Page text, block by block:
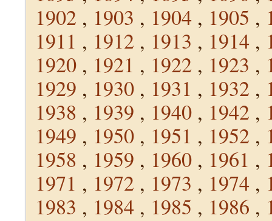
1902 , 1903 , 1904 , 1905 ,
1911 , 1912 , 1913 , 1914 ,
1920 , 1921 , 1922 , 1923 ,
1929 , 1930 , 1931 , 1932 ,
1938 , 1939 , 1940 , 1942 ,
1949 , 1950 , 1951 , 1952 ,
1958 , 1959 , 1960 , 1961 ,
1971 , 1972 , 1973 , 1974 ,
1983 , 1984 , 1985 , 1986 ,